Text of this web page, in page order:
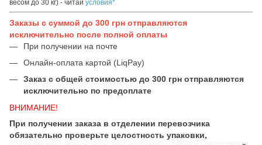
весом до 30 кг) - читай условия*
Заказы с суммой до 300 грн отправляются
исключительно после полной оплаты
При получении на почте
Онлайн-оплата картой (LiqPay)
Заказ с общей стоимостью до 300 грн отправляются
исключительно по предоплате
ВНИМАНИЕ!
При получении заказа в отделении перевозчика
обязательно проверьте целостность упаковки,